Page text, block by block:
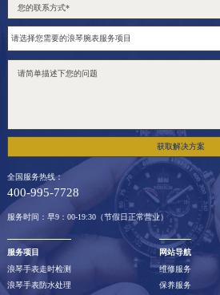
获取解决方案
全国服务热线：
400-995-7728
服务时间：早9：00-19:30（节假日正常营业）
服务项目
浪琴手表走时检测
浪琴手表防水处理
网站导航
维修服务
保养服务